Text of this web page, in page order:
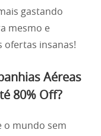
gastando
mesmo e
ofertas insanas!
Aéreas
80% Off?
o mundo sem